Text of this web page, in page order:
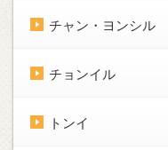
チャン・ヨンシル
チョンイル
トンイ